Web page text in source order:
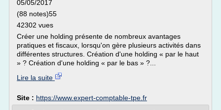
05/05/2017
(88 notes)55
42302 vues
Créer une holding présente de nombreux avantages
pratiques et fiscaux, lorsqu'on gère plusieurs activités dans
différentes structures. Création d'une holding « par le haut
» ? Création d'une holding « par le bas » ?...
Lire la suite
Site : https://www.expert-comptable-tpe.fr